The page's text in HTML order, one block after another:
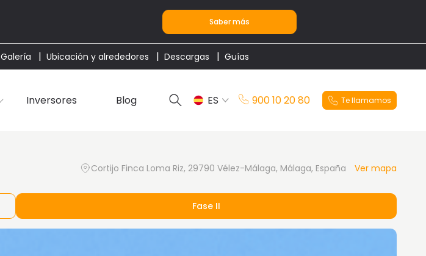
Saber más
Galería Ubicación y alrededores Descargas Guías
Inversores Blog
ES
900 10 20 80 Te llamamos
Cortijo Finca Loma Riz, 29790 Vélez-Málaga, Málaga, España Ver mapa
Fase II